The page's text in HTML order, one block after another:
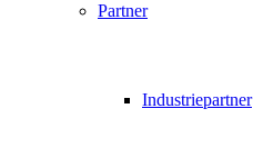
Partner
Industriepartner